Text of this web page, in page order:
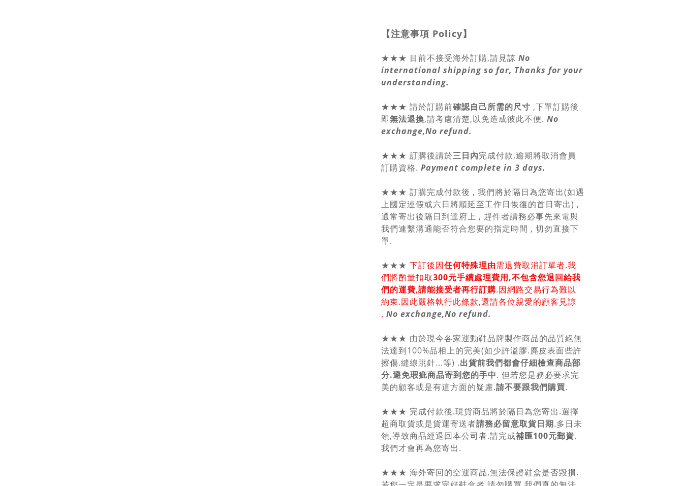
【注意事項 Policy】
★★★ 目前不接受海外訂購,請見諒 No
international shipping so far, Thanks for your
understanding.
★★★ 請於訂購前確認自己所需的尺寸 ,下單訂購後
即無法退換,請考慮清楚,以免造成彼此不便. No
exchange,No refund.
★★★ 訂購後請於三日內完成付款.逾期將取消會員
訂購資格. Payment complete in 3 days.
★★★ 訂購完成付款後 , 我們將於隔日為您寄出(如遇
上國定連假或六日將順延至工作日恢復的首日寄出) ,
通常寄出後隔日到達府上 , 趕件者請務必事先來電與
我們連繫溝通能否符合您要的指定時間 , 切勿直接下
單.
★★★ 下訂後因任何特殊理由需退費取消訂單者.我
們將酌量扣取300元手續處理費用,不包含您退回給我
們的運費,請能接受者再行訂購.因網路交易行為難以
約束.因此嚴格執行此條款,還請各位親愛的顧客見諒
. No exchange,No refund.
★★★ 由於現今各家運動鞋品牌製作商品的品質絕無
法達到100%品相上的完美(如少許溢膠.麂皮表面些許
擦傷.縫線跳針...等) .出貨前我們都會仔細檢查商品部
分.避免瑕疵商品寄到您的手中. 但若您是務必要求完
美的顧客或是有這方面的疑慮.請不要跟我們購買.
★★★ 完成付款後.現貨商品將於隔日為您寄出.選擇
超商取貨或是貨運寄送者請務必留意取貨日期.多日未
領,導致商品經退回本公司者.請完成補匯100元郵資.
我們才會再為您寄出.
★★★ 海外寄回的空運商品,無法保證鞋盒是否毀損.